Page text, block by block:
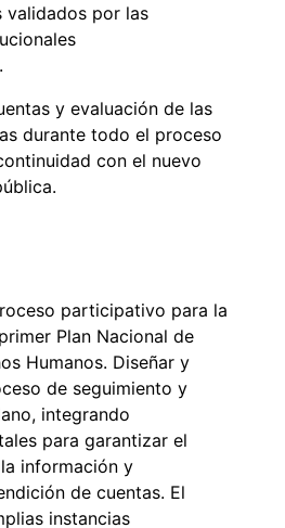
validados por las
y evaluación de las
durante todo el proceso
con el nuevo
participativo para la
Plan Nacional de
Humanos. Diseñar y
de seguimiento y
integrando
para garantizar el
información y
de cuentas. El
instancias